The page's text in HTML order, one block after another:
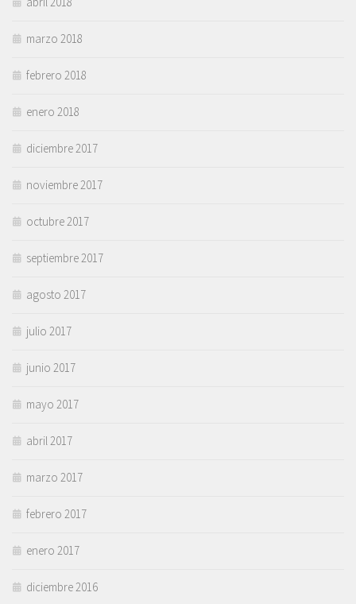
marzo 2018
febrero 2018
enero 2018
diciembre 2017
noviembre 2017
octubre 2017
septiembre 2017
agosto 2017
julio 2017
junio 2017
mayo 2017
abril 2017
marzo 2017
febrero 2017
enero 2017
diciembre 2016